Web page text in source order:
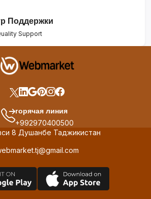
Поддержки
Support
горячая линия
+992970400500
8 Душанбе Таджикистан